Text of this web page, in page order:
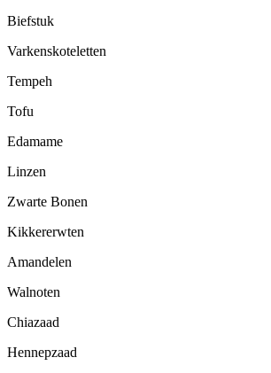
Biefstuk
Varkenskoteletten
Tempeh
Tofu
Edamame
Linzen
Zwarte Bonen
Kikkererwten
Amandelen
Walnoten
Chiazaad
Hennepzaad